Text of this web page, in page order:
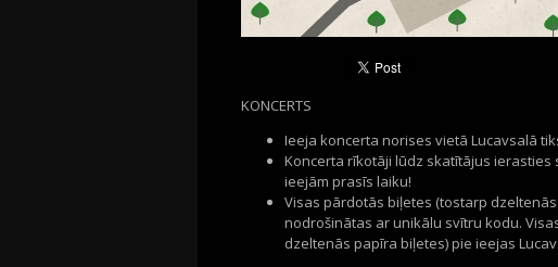
KONCERTS
Ieeja koncerta norises vietā Lucavsalā
Koncerta rīkotāji lūdz skatītājus
ieejām prasīs laiku!
Visas pārdotās biļetes (tostarp
nodrošinātas ar unikālu svītru kodu.
dzeltenās papīra biļetes) pie ieejas